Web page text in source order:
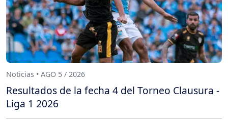
Noticias • AGO 5 / 2026
Resultados de la fecha 4 del Torneo Clausura -
Liga 1 2026